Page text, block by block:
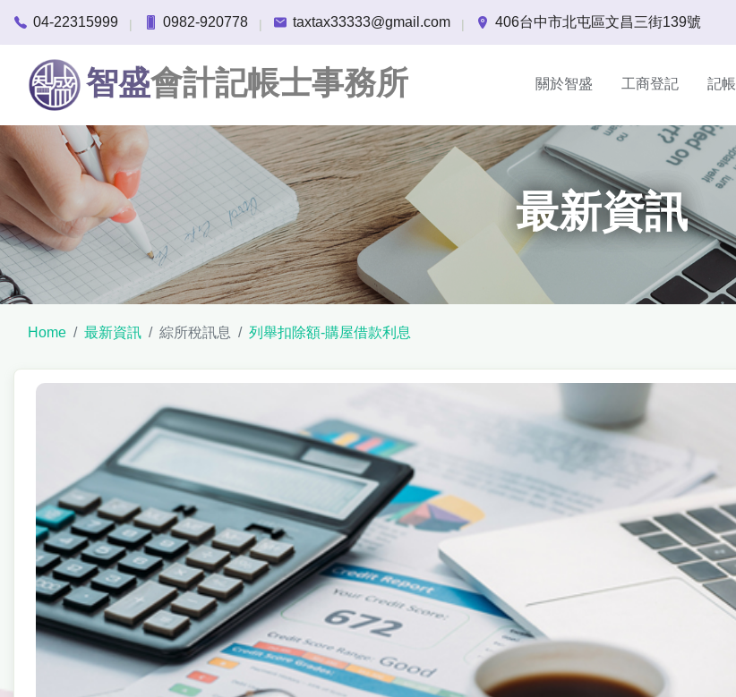
04-22315999 | 0982-920778 | taxtax33333@gmail.com | 406台中市北屯區文昌三街139號
智盛會計記帳士事務所 關於智盛 工商登記 記
最新資訊
Home 最新資訊 綜所稅訊息 列舉扣除額-購屋借款利息